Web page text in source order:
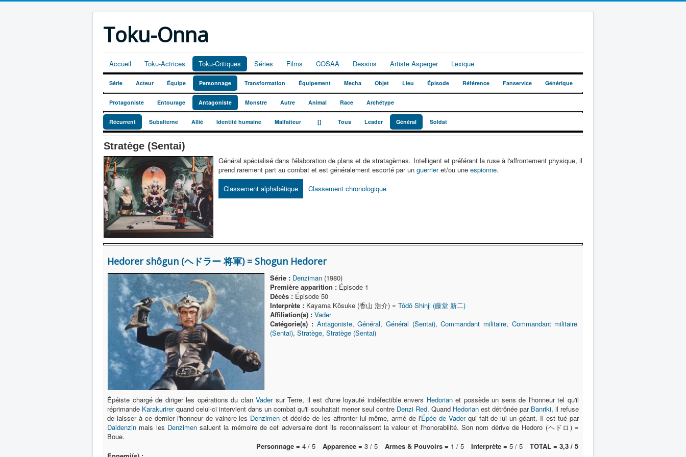
Toku-Onna
Accueil Toku-Actrices Toku-Critiques Séries Films COSAA Dessins Artiste Asperger Lexique
Série Acteur Équipe Personnage Transformation Équipement Mecha Objet Lieu Épisode Référence Fanservice Générique
Protagoniste Entourage Antagoniste Monstre Autre Animal Race Archétype
Récurrent Subalterne Allié Identité humaine Malfaiteur [] Tous Leader Général Soldat
Stratège (Sentai)
Général spécialisé dans l'élaboration de plans et de stratagèmes. Intelligent et préférant la ruse à l'affrontement physique, il
prend rarement part au combat et est généralement escorté par un guerrieret/ou une espionne.
Classement alphabétique
Classement chronologique
Hedorer shôgun (ヘドラー 将軍) = Shogun Hedorer
Série : Denziman (1980)
Première apparition : Épisode 1
Décès : Épisode 50
Interprète : Kayama Kôsuke (香山 浩介) =Tôdô Shinji (藤堂 新二)
Affiliation(s) : Vader
Catégorie(s) : Antagoniste,Général, Général (Sentai),Commandant militaire, Commandant militaire
(Sentai),Stratège,Stratège (Sentai)
Épéiste chargé de diriger les opérations du clanVadersur Terre, il est d'une loyauté indéfectible envers Hedorianet possède un sens de l'honneur tel qu'il
réprimande Karakurirerquand celui-ci intervient dans un combat qu'il souhaitait mener seul contre Denzi Red. Quand Hedorian est détrônée par Banriki, il refuse
de laisser à ce dernier l'honneur de vaincre les Denzimen et décide de les affronter lui-même, armé de l'Épée de Vaderqui fait de lui un géant. Il est tué par
Daidenzin mais les Denzimensaluent la mémoire de cet adversaire dont ils reconnaissent la valeur et l'honorabilité. Son nom dérive de Hedoro (ヘドロ) =
Boue.
Personnage = 4 / 5 Apparence = 3 / 5 Armes & Pouvoirs = 1 / 5 Interprète = 5 / 5
TOTAL = 3,3 / 5